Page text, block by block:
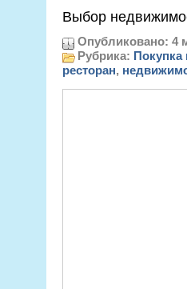
Выбор
Опубликовано: 4
Рубрика: Покупка
ресторан,